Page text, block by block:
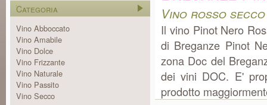
Categoria
Vino Abboccato
Vino Amabile
Vino Dolce
Vino Frizzante
Vino Naturale
Vino Passito
Vino Secco
Vino rosso
Il vino Pinot Nero
di Breganze Pinot
zona Doc del
dei vini DOC. E'
prodotto